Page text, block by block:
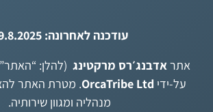
עודכנה לאחרונה: 19.8.2025
אתראדבנג׳רס מרקטינג (להלן:
על-ידי OrcaTribe Ltd. מטרת האתר
מנהליה ומגוון שירותיה.